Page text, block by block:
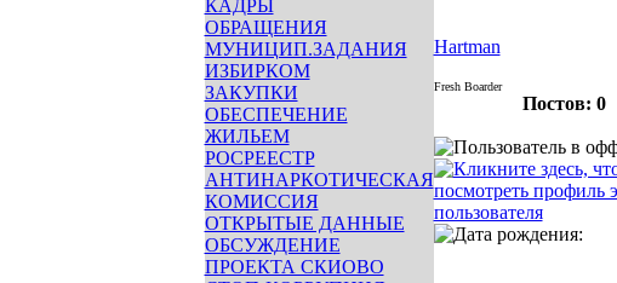
КАДРЫ
ОБРАЩЕНИЯ
МУНИЦИП.ЗАДАНИЯ
ИЗБИРКОМ
ЗАКУПКИ
ОБЕСПЕЧЕНИЕ
ЖИЛЬЕМ
РОСРЕЕСТР
АНТИНАРКОТИЧЕСКАЯ
КОМИССИЯ
ОТКРЫТЫЕ ДАННЫЕ
ОБСУЖДЕНИЕ
ПРОЕКТА СКИОВО
Hartman
Fresh Boarder
Постов: 0